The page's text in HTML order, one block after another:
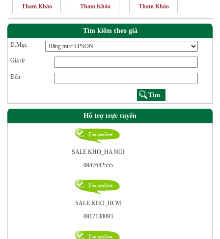
Tham Khảo Tham Khảo Tham Khảo
Tìm kiếm theo giá
D.Mục
Giá từ
Đến
Hỗ trợ trực tuyến
SALE KHO_HA NOI
0947642555
SALE KHO_HCM
0917138093